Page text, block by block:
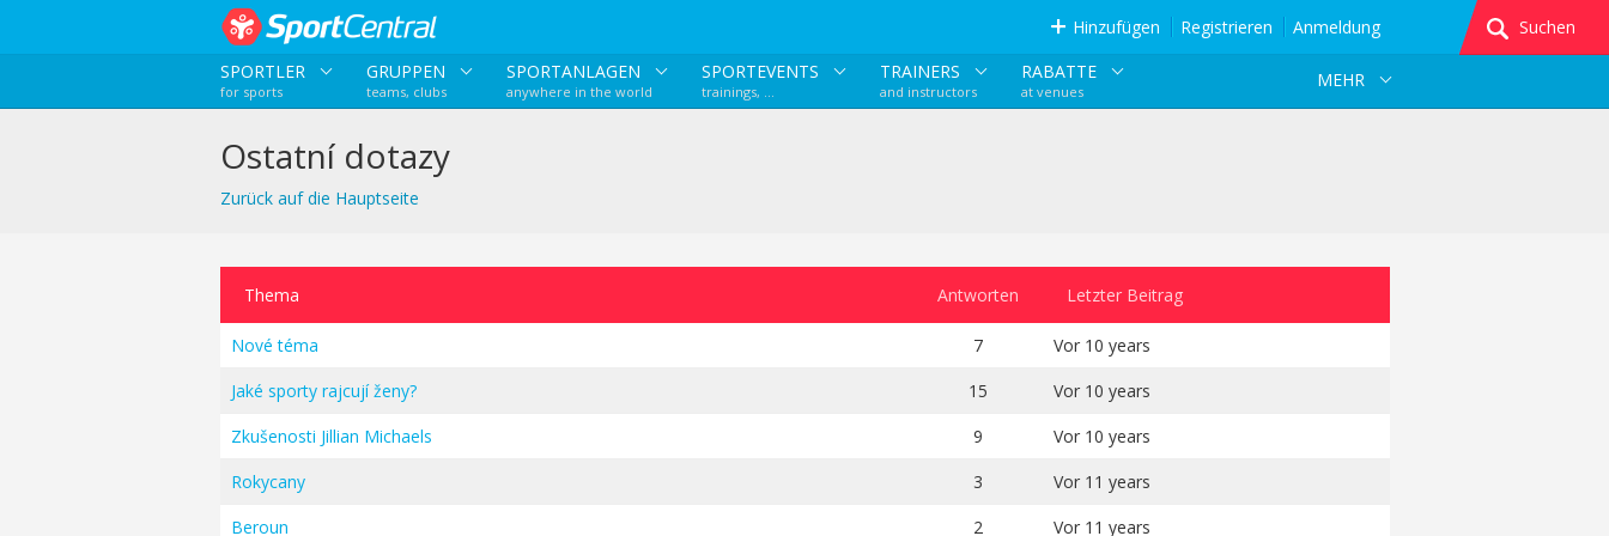
Hinzufügen Registrieren Anmeldung
Suchen
SPORTLER
for sports
GRUPPEN
teams, clubs
SPORTANLAGEN
anywhere in the world
SPORTEVENTS
trainings, ...
TRAINERS
and instructors
RABATTE
at venues
MEHR
Ostatní dotazy
Zurück auf die Hauptseite
Thema Antworten Letzter Beitrag
Nové téma 7
Vor 10 years
Jaké sporty rajcují ženy?
15
Vor 10 years
Zkušenosti Jillian Michaels
9
Vor 10 years
Rokycany
3
Vor 11 years
Beroun
2 Vor 11 years